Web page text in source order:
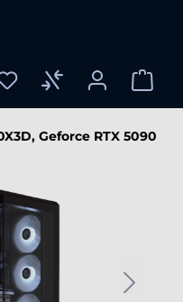
Geforce RTX 5090